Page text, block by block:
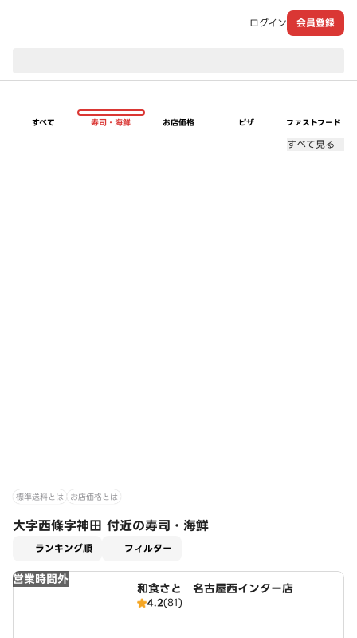
ログイン 会員登録
すべて 寿司・海鮮 お店価格 ピザ ファストフード
すべて見る
標準送料とは お店価格とは
大字西條字神田 付近の寿司・海鮮
ランキング順 フィルター
営業時間外
和食さと 名古屋西インター店
4.2(81)